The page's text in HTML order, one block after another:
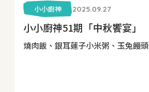
小小廚神 2025.09.27
小小廚神51期「中秋饗宴」
燒肉飯、銀耳蓮子小米粥、玉兔饅頭